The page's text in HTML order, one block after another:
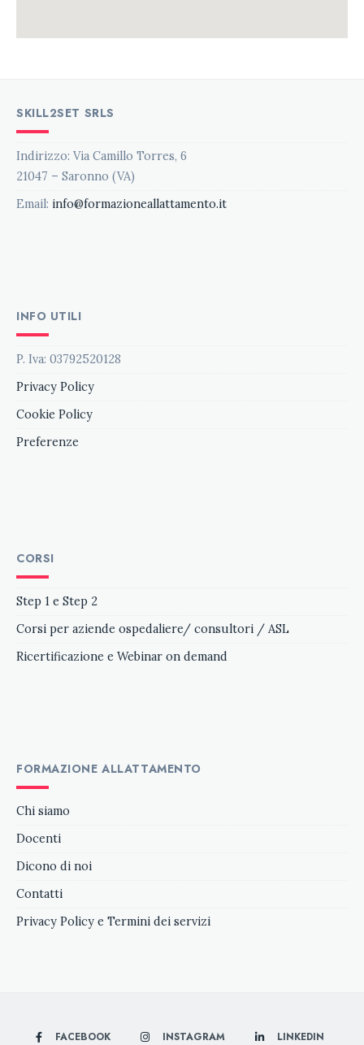
SKILL2SET SRLS
Indirizzo: Via Camillo Torres, 6
21047 – Saronno (VA)
Email: info@formazioneallattamento.it
INFO UTILI
P. Iva: 03792520128
Privacy Policy
Cookie Policy
Preferenze
CORSI
Step 1 e Step 2
Corsi per aziende ospedaliere/ consultori / ASL
Ricertificazione e Webinar on demand
FORMAZIONE ALLATTAMENTO
Chi siamo
Docenti
Dicono di noi
Contatti
Privacy Policy e Termini dei servizi
FACEBOOK INSTAGRAM LINKEDIN